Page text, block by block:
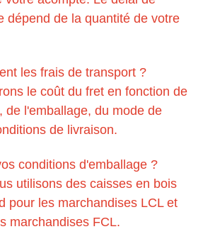
dépend de la quantité de votre
les frais de transport ?
le coût du fret en fonction de
de l'emballage, du mode de
de livraison.
conditions d'emballage ?
utilisons des caisses en bois
pour les marchandises LCL et
marchandises FCL.